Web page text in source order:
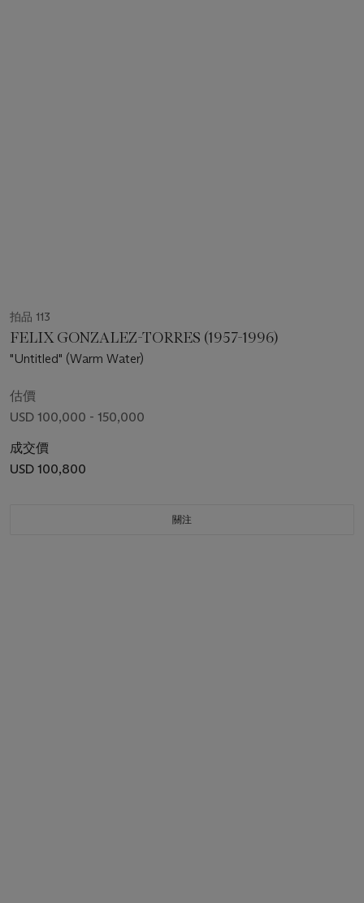
拍品 113
FELIX GONZALEZ-TORRES (1957-1996)
"Untitled" (Warm Water)
估價
USD 100,000 - 150,000
成交價
USD 100,800
關注